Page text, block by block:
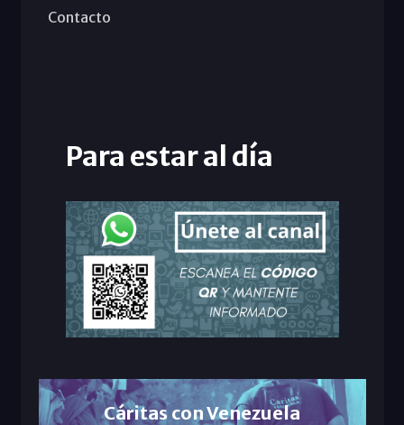
Contacto
Para estar al día
Cáritas con Venezuela